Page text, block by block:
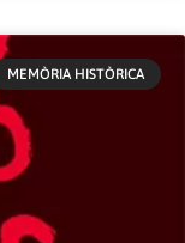
MEMÒRIA HISTÒRICA